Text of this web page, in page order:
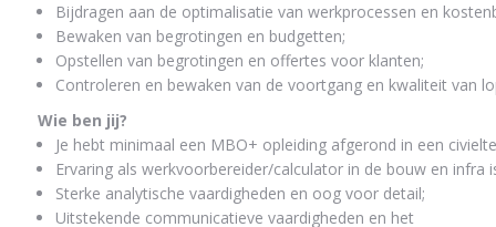
Bijdragen aan de optimalisatie van werkprocessen en
Bewaken van begrotingen en budgetten;
Opstellen van begrotingen en offertes voor klanten;
Controleren en bewaken van de voortgang en kwaliteit van
Wie ben jij?
Je hebt minimaal een MBO+ opleiding afgerond in een
Ervaring als werkvoorbereider/calculator in de bouw en infra
Sterke analytische vaardigheden en oog voor detail;
Uitstekende communicatieve vaardigheden en het